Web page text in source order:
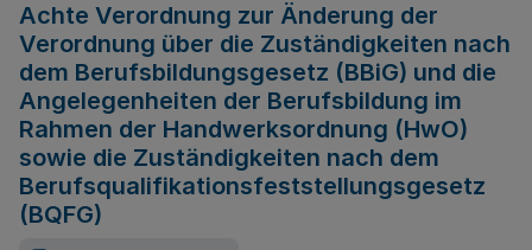
Achte Verordnung zur Änderung der
Verordnung über die Zuständigkeiten nach
dem Berufsbildungsgesetz (BBiG) und die
Angelegenheiten der Berufsbildung im
Rahmen der Handwerksordnung (HwO)
sowie die Zuständigkeiten nach dem
Berufsqualifikationsfeststellungsgesetz
(BQFG)